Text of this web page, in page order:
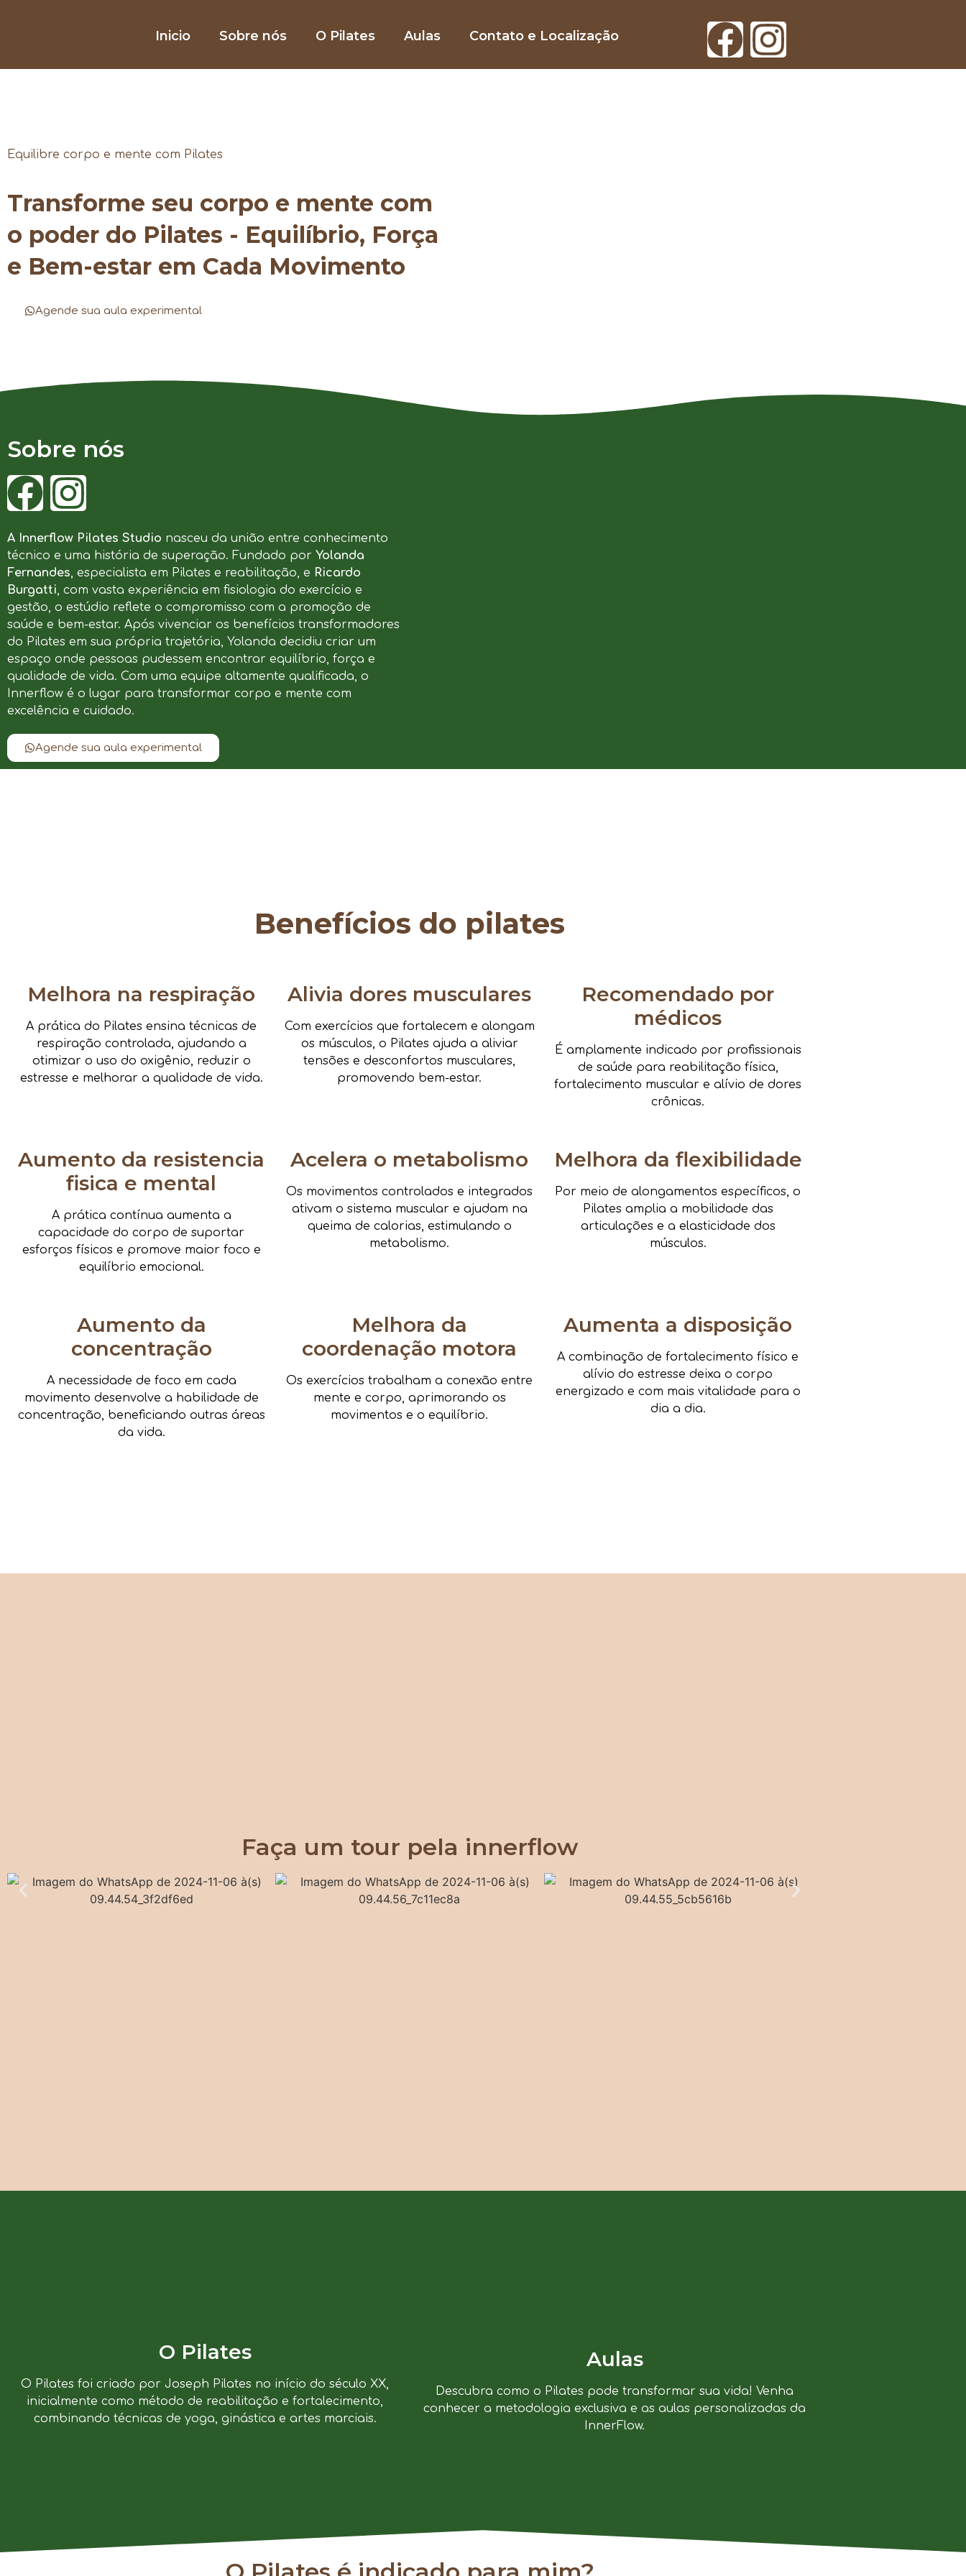
Inicio Sobre nós O Pilates Aulas Contato e Localização
Equilibre corpo e mente com Pilates
Transforme seu corpo e mente com
o poder do Pilates - Equilíbrio, Força
e Bem-estar em Cada Movimento
Agende sua aula experimental
Sobre nós
A Innerflow Pilates Studio nasceu da união entre conhecimento
técnico e uma história de superação. Fundado por Yolanda
Fernandes, especialista em Pilates e reabilitação, e Ricardo
Burgatti, com vasta experiência em fisiologia do exercício e
gestão, o estúdio reflete o compromisso com a promoção de
saúde e bem-estar. Após vivenciar os benefícios transformadores
do Pilates em sua própria trajetória, Yolanda decidiu criar um
espaço onde pessoas pudessem encontrar equilíbrio, força e
qualidade de vida. Com uma equipe altamente qualificada, o
Innerflow é o lugar para transformar corpo e mente com
excelência e cuidado.
Agende sua aula experimental
Benefícios do pilates
Melhora na respiração
A prática do Pilates ensina técnicas de
respiração controlada, ajudando a
otimizar o uso do oxigênio, reduzir o
estresse e melhorar a qualidade de vida.
Alivia dores musculares
Com exercícios que fortalecem e alongam
os músculos, o Pilates ajuda a aliviar
tensões e desconfortos musculares,
promovendo bem-estar.
Recomendado por
médicos
É amplamente indicado por profissionais
de saúde para reabilitação física,
fortalecimento muscular e alívio de dores
crônicas.
Aumento da resistencia
fisica e mental
A prática contínua aumenta a
capacidade do corpo de suportar
esforços físicos e promove maior foco e
equilíbrio emocional.
Acelera o metabolismo
Os movimentos controlados e integrados
ativam o sistema muscular e ajudam na
queima de calorias, estimulando o
metabolismo.
Melhora da flexibilidade
Por meio de alongamentos específicos, o
Pilates amplia a mobilidade das
articulações e a elasticidade dos
músculos.
Aumento da
concentração
A necessidade de foco em cada
movimento desenvolve a habilidade de
concentração, beneficiando outras áreas
da vida.
Melhora da
coordenação motora
Os exercícios trabalham a conexão entre
mente e corpo, aprimorando os
movimentos e o equilíbrio.
Aumenta a disposição
A combinação de fortalecimento físico e
alívio do estresse deixa o corpo
energizado e com mais vitalidade para o
dia a dia.
Faça um tour pela innerflow
O Pilates
O Pilates foi criado por Joseph Pilates no início do século XX,
inicialmente como método de reabilitação e fortalecimento,
combinando técnicas de yoga, ginástica e artes marciais.
Aulas
Descubra como o Pilates pode transformar sua vida! Venha
conhecer a metodologia exclusiva e as aulas personalizadas da
InnerFlow.